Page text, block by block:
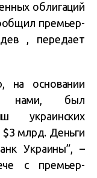
облигаций
премьер-
, передает
на основании
нами, был
украинских
$3 млрд. Деньги
Украины”, –
с премьер-